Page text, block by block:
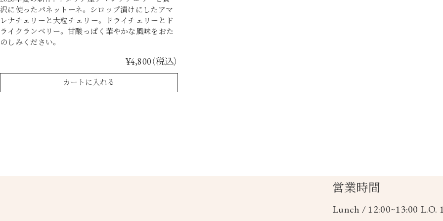
沢に使ったパネットーネ。 シロップ漬けにしたアマ
レナチェリーと大粒チェリー。 ドライチェリーとド
ライクランベリー。 甘酸っぱく華やかな風味をおた
のしみください。
¥4,800（税込）
カートに入れる
営業時間
Lunch / 12:00~13:00 L.O.